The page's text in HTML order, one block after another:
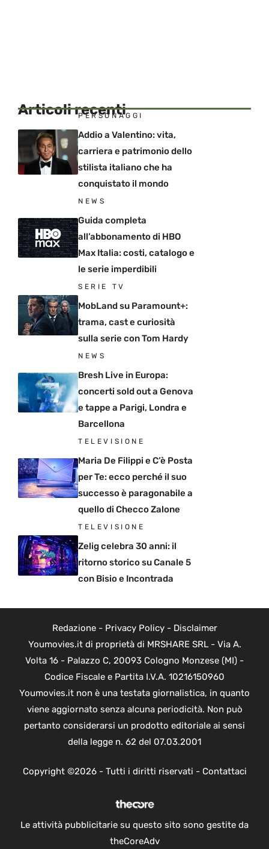
Articoli recenti
PERSONAGGI
Addio a Valentino: vita,
carriera e patrimonio dello
stilista italiano che ha
conquistato il mondo
NEWS
Guida completa
all’abbonamento di HBO
Max Italia: costi, catalogo e
le serie imperdibili
SERIE TV
MobLand su Paramount+:
trama, cast e curiosità
sulla serie con Tom Hardy
NEWS
Bresh Live in Europa:
concerti sold out a Genova
e tappe a Parigi, Londra e
Barcellona
TELEVISIONE
Maria De Filippi e C’è Posta
per Te: ecco perché il suo
successo è paragonabile a
quello di Checco Zalone
TELEVISIONE
Zelig celebra 30 anni: il
ritorno storico su Canale 5
con Bisio e Incontrada
Redazione- Privacy Policy- Disclaimer
Youmovies.it di proprietà di MRSHARE SRL - Via A.
Volta 16 - Palazzo C, 20093 Cologno Monzese (MI) -
Codice Fiscale e Partita I.V.A. 10216150960
Youmovies.it non è una testata giornalistica, in quanto
viene aggiornato senza alcuna periodicità. Non può
pertanto considerarsi un prodotto editoriale ai sensi
della legge n. 62 del 07.03.2001
Copyright ©2026 - Tutti i diritti riservati - Contattaci
Le attività pubblicitarie su questo sito sono gestite da
theCoreAdv